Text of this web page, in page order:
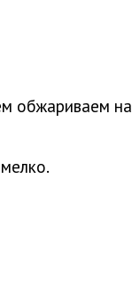
обжариваем на